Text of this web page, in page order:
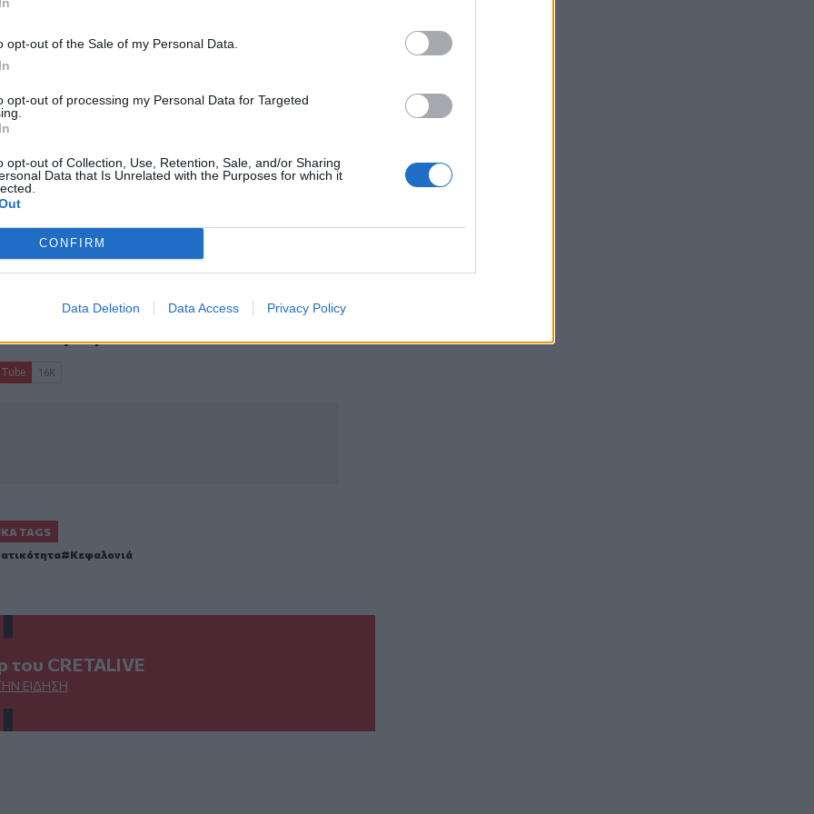
opt-out of the Sale of my Personal Data.
opt-out of processing my Personal Data for Targeted
opt-out of Collection, Use, Retention, Sale, and/or Sharing
Data that Is Unrelated with the Purposes for which it
CONFIRM
Data Deletion Data Access Privacy Policy
στον Τομέα Επικοινωνίας
στους αστέγους της πόλης
αγορά
Google Newsκαι στοFacebook
μας στο
TAGS
Κεφαλονιά
του CRETALIVE
ΕΊΔΗΣΗ